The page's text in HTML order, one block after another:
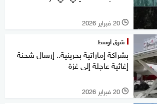
l 20 فبراير 2026
شرق أوسط
بشراكة إماراتية بحرينية.. إرسال شحنة
إغاثية عاجلة إلى غزة
l 20 فبراير 2026